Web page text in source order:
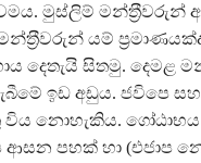
මුස්ලිම් මන්ත‍්‍රීවරුන්
යම්
දෙතැයි සිතමු. දෙමළ
ඉඩ අඩුය. ජවිපෙ
නොහැකිය. ගෝඨාභය
ආසන පහක් හා (එජාප